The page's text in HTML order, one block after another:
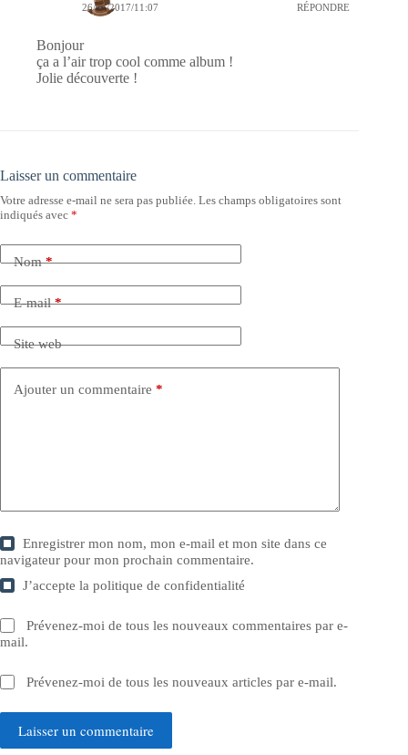
26/04/2017/11:07 RÉPONDRE
Bonjour
ça a l’air trop cool comme album !
Jolie découverte !
Laisser un commentaire
Votre adresse e-mail ne sera pas publiée. Les champs obligatoires sont
indiqués avec *
Nom*
E-mail*
Site web
Ajouter un commentaire *
Enregistrer mon nom, mon e-mail et mon site dans ce
navigateur pour mon prochain commentaire.
J’accepte lapolitique de confidentialité
Prévenez-moi de tous les nouveaux commentaires par e-
mail.
Prévenez-moi de tous les nouveaux articles par e-mail.
Laisser un commentaire